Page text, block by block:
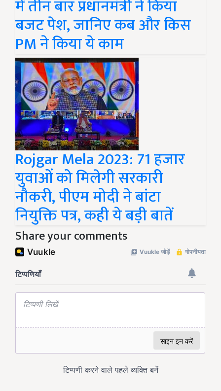
में तीन बार प्रधानमंत्री ने किया
बजट पेश, जानिए कब और किस
PM ने किया ये काम
Rojgar Mela 2023: 71 हजार
युवाओं को मिलेगी सरकारी
नौकरी, पीएम मोदी ने बांटा
नियुक्ति पत्र, कही ये बड़ी बातें
Share your comments